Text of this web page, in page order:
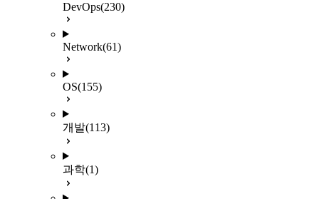
DevOps(230)
Network(61)
OS(155)
개발(113)
과학(1)